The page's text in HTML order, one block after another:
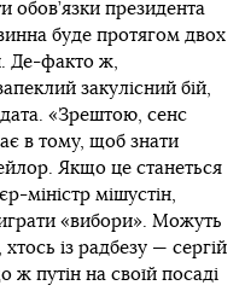
обов’язки президента
буде протягом двох
Де-факто ж,
закулісний бій,
«Зрештою, сенс
в тому, щоб знати
Якщо це станеться
міністр мішустін,
«вибори». Можуть
із радбезу — сергій
путін на своїй посаді